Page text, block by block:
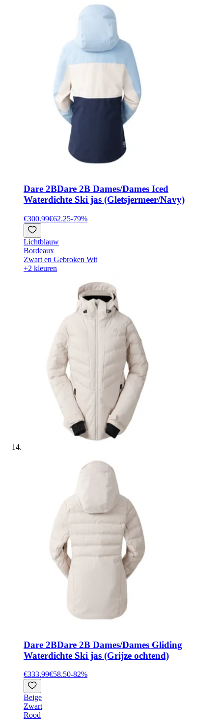
Dare 2BDare 2B Dames/Dames Iced
Waterdichte Ski jas (Gletsjermeer/Navy)
€300.99€62.25-79%
Lichtblauw
Bordeaux
Zwart en Gebroken Wit
+2 kleuren
Dare 2BDare 2B Dames/Dames Gliding
Waterdichte Ski jas (Grijze ochtend)
€333.99€58.50-82%
Beige
Zwart
Rood